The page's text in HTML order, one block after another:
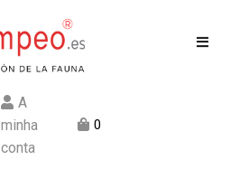
A
minha
conta
0